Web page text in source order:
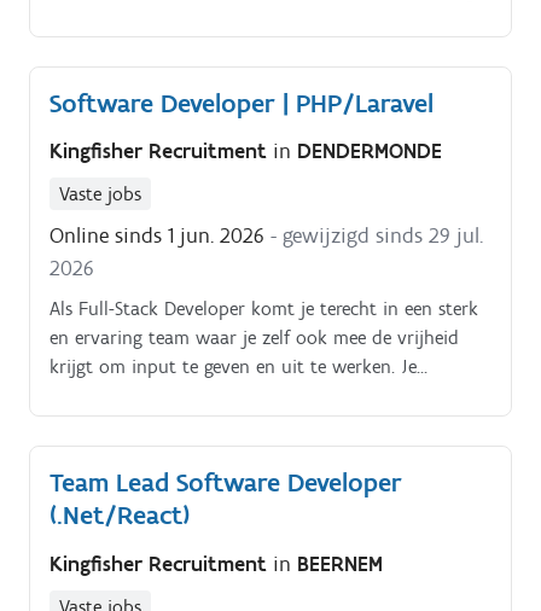
gebruiksvriendelijke interfaces en slimme interacties.
Software Developer | PHP/Laravel
Kingfisher Recruitment in DENDERMONDE
Vaste jobs
Online sinds 1 jun. 2026 - gewijzigd sinds 29 jul.
2026
Als Full-Stack Developer komt je terecht in een sterk
en ervaring team waar je zelf ook mee de vrijheid
krijgt om input te geven en uit te werken. Je
end. Samen met twee collega-developers en de
product owners werk je aan de verdere uitbouw en
optimalisatie van het platform.
Team Lead Software Developer
(.Net/React)
Kingfisher Recruitment in BEERNEM
Vaste jobs